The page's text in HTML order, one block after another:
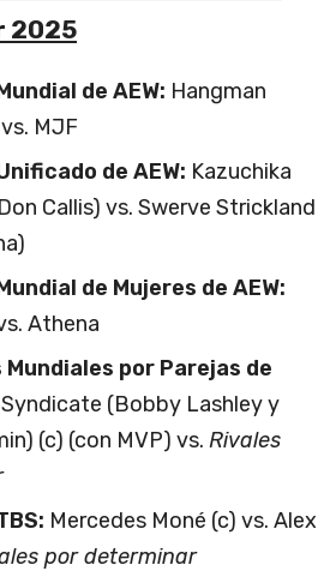
2025
de AEW: Hangman
MJF
de AEW: Kazuchika
Callis) vs. Swerve Strickland
de Mujeres de AEW:
Athena
por Parejas de
(Bobby Lashley y
(c) (con MVP) vs. Rivales
Mercedes Moné (c) vs. Alex
por determinar